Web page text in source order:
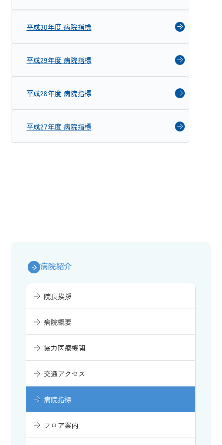
平成30年度 病院指標
平成29年度 病院指標
平成28年度 病院指標
平成27年度 病院指標
病院紹介
院長挨拶
病院概要
協力医療機関
交通アクセス
病院指標
フロア案内